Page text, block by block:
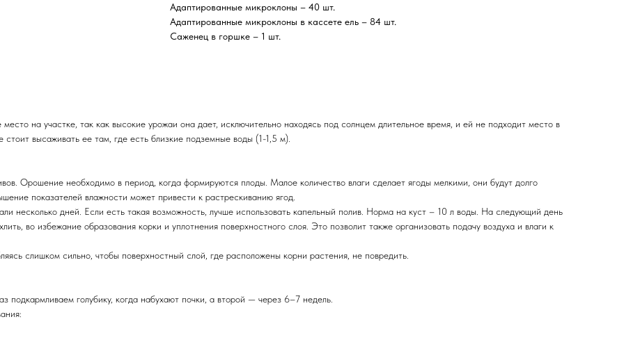
Адаптированные микроклоны – 40 шт.
Адаптированные микроклоны в кассете ель – 84 шт.
Саженец в горшке – 1 шт.
на участке, так как высокие урожаи она дает, исключительно находясь под солнцем длительное время, и ей не подходит место в
высаживать ее там, где есть близкие подземные воды (1-1,5 м).
Орошение необходимо в период, когда формируются плоды. Малое количество влаги сделает ягоды мелкими, они будут долго
показателей влажности может привести к растрескиванию ягод.
несколько дней. Если есть такая возможность, лучше использовать капельный полив. Норма на куст – 10 л воды. На следующий день
во избежание образования корки и уплотнения поверхностного слоя. Это позволит также организовать подачу воздуха и влаги к
слишком сильно, чтобы поверхностный слой, где расположены корни растения, не повредить.
подкармливаем голубику, когда набухают почки, а второй — через 6–7 недель.